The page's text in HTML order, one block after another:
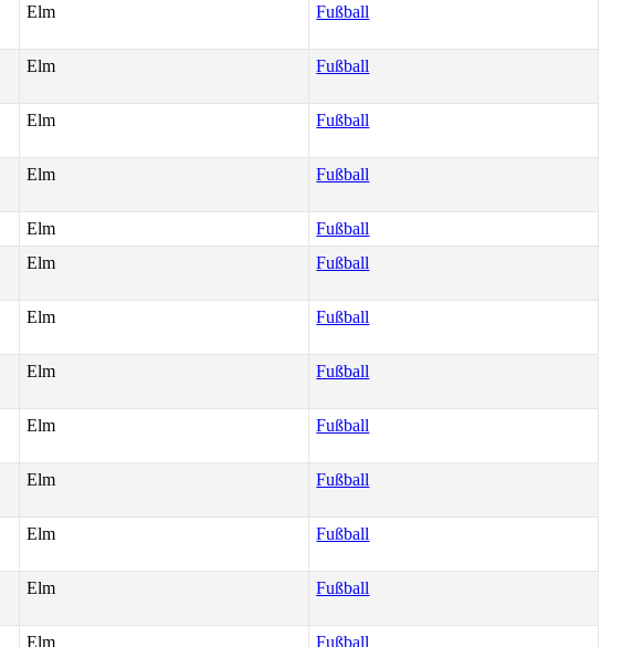
Elm Fußball
Elm Fußball
Elm Fußball
Elm Fußball
Elm
Fußball
Elm Fußball
Elm Fußball
Elm Fußball
Elm Fußball
Elm Fußball
Elm Fußball
Elm Fußball
Elm Fußball